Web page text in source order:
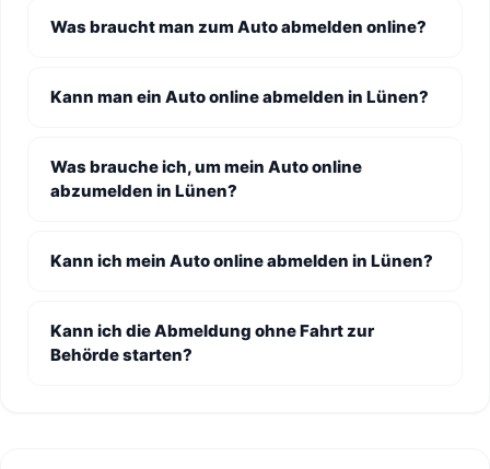
Was braucht man zum Auto abmelden online?
Kann man ein Auto online abmelden in Lünen?
Was brauche ich, um mein Auto online
abzumelden in Lünen?
Kann ich mein Auto online abmelden in Lünen?
Kann ich die Abmeldung ohne Fahrt zur
Behörde starten?